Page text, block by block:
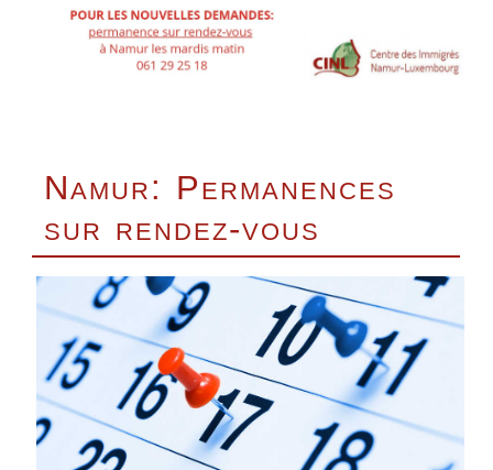
Namur: Permanences
sur rendez-vous